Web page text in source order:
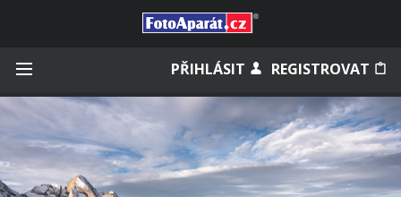
PŘIHLÁSIT REGISTROVAT
Zapamatovat